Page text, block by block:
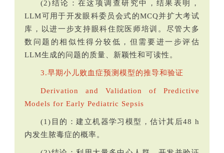
(2)结论：在这项调查研究中，结果表明，
LLM可用于开发眼科委员会式的MCQ并扩大考试
库，以进一步支持眼科住院医师培训。尽管大多
数问题的相似性得分较低，但需要进一步评估
LLM生成的问题的质量、新颖性和可读性。
3.早期小儿败血症预测模型的推导和验证
Derivation and Validation of Predictive
Models for Early Pediatric Sepsis
(1)目的：建立机器学习模型，估计其后48 h
内发生脓毒症的概率。